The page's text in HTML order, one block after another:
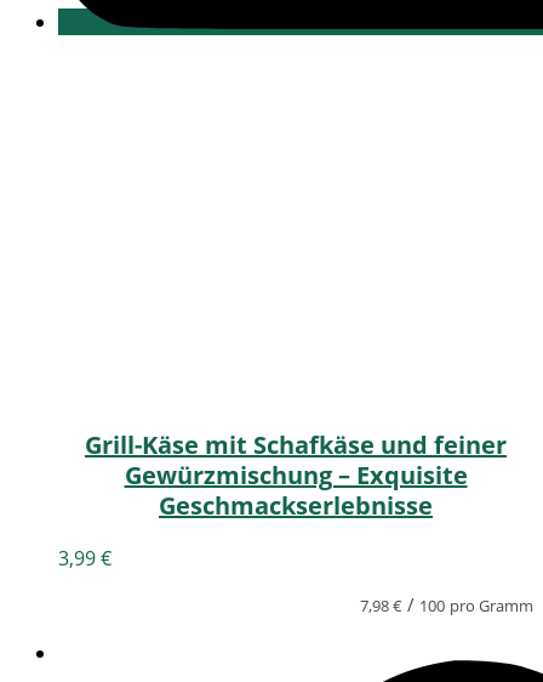
Grill-Käse mit Schafkäse und feiner
Gewürzmischung – Exquisite
Geschmackserlebnisse
3,99€
7,98€ / 100 pro Gramm